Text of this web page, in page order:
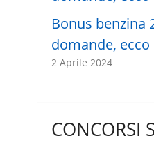
Bonus benzina
domande,
2 Aprile 2024
CONCORSI